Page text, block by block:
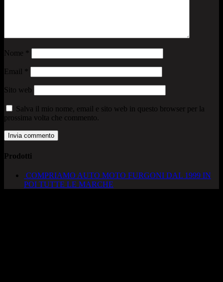
Nome
Email
Sito web
Salva il mio nome, email e sito web in questo browser per la
prossima volta che commento.
Prodotti
COMPRIAMO AUTO MOTO FURGONI DAL 1999 IN
POI TUTTE LE MARCHE